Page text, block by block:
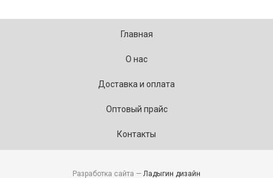
Главная
О нас
Доставка и оплата
Оптовый прайс
Контакты
Разработка сайта — Ладыгин дизайн